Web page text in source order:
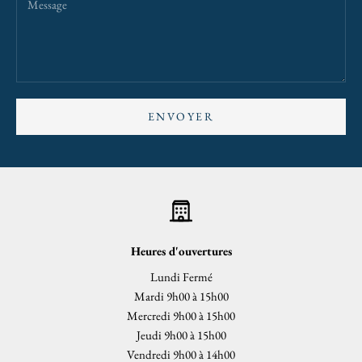
ENVOYER
Heures d'ouvertures
Lundi Fermé
Mardi 9h00 à 15h00
Mercredi 9h00 à 15h00
Jeudi 9h00 à 15h00
Vendredi 9h00 à 14h00